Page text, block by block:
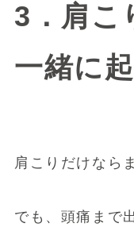
3．肩こ
一緒に
肩こりだけなら
でも、頭痛まで